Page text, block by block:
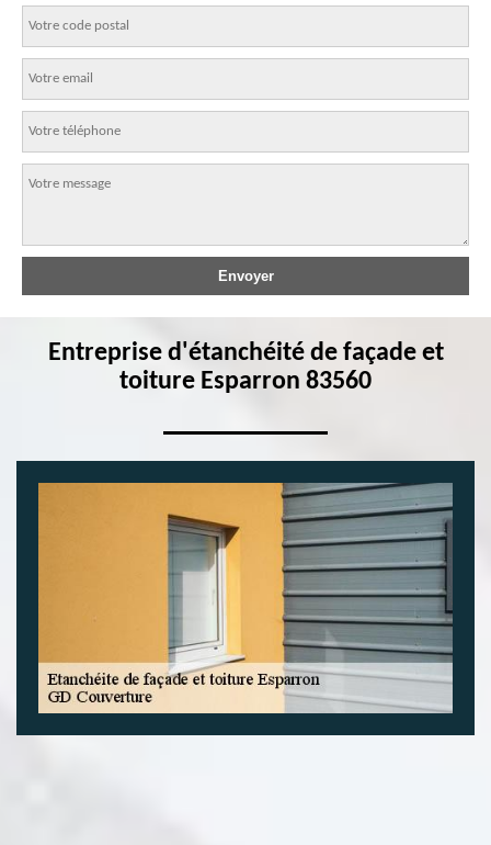
Entreprise d'étanchéité de façade et
toiture Esparron 83560